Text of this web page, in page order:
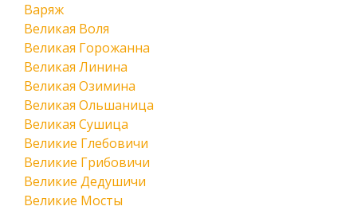
Варяж
Великая Воля
Великая Горожанна
Великая Линина
Великая Озимина
Великая Ольшаница
Великая Сушица
Великие Глебовичи
Великие Грибовичи
Великие Дедушичи
Великие Мосты